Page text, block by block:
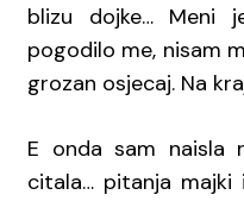
blizu dojke… Meni
pogodilo me, nisam
grozan osjecaj. Na
E onda sam naisla
citala… pitanja majki